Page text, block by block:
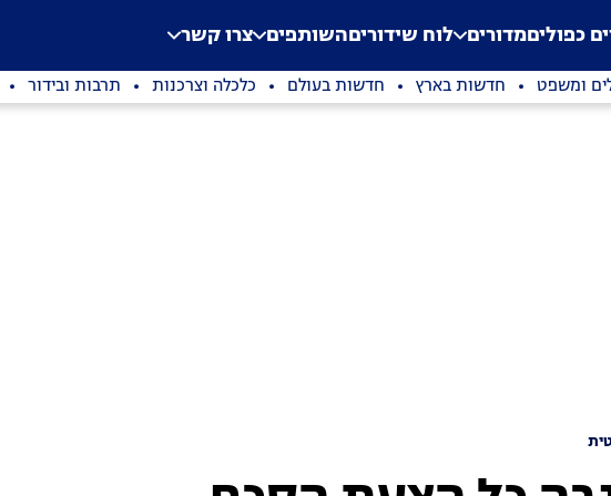
Application error: a
. כפוליםמדורים לוח שידוריםהשותפים צרו קשר
ומשפט חדשות בארץ חדשות בעולם כלכלה וצרכנות תרבות ובידור